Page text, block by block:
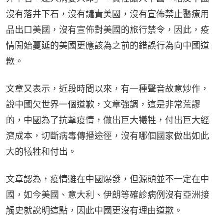
沒有落井下石，沒有譴責美國，沒有宣佈禁止醫療用
品出口美國，沒有宣佈對美國的旅行禁令，因此，疫
情開始蔓延的美國更應該為之前的錯誤行為向中國道
歉。
文章又表示，近段時間以來，有一種聲音故意炒作，
說中國欠世界一個道歉，文章強調，這是非常荒謬
的，中國為了抗擊疫情，做出巨大犧牲，付出巨大經
濟成本，切斷病毒傳播途徑，沒有哪個國家做出如此
大的犧牲和付出。
文章認為，疫情雖在中國爆發，但源頭並不一定在中
國，如今美國、意大利、伊朗等確診病例沒有亞洲接
觸史就說明這點，因此中國更沒有理由道歉。